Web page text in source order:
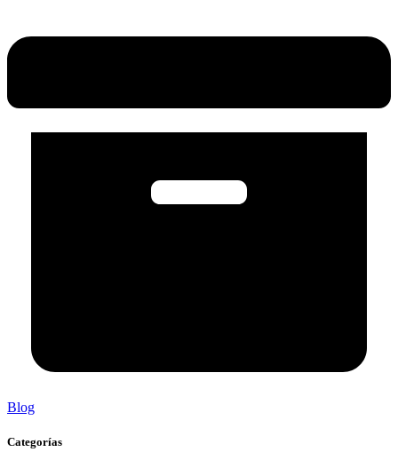
Blog
Categorías